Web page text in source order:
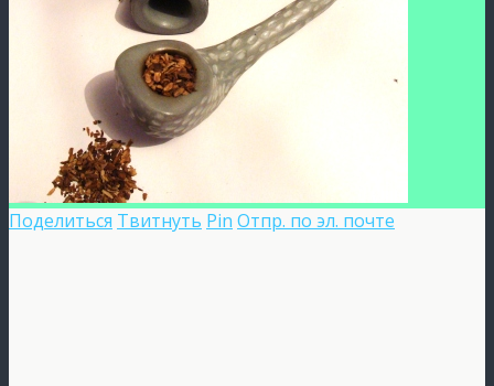
Поделиться Твитнуть Pin Отпр. по эл. почте